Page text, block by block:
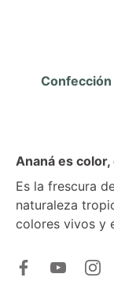
Ananá es
Es la frescura
naturaleza
colores vivos y